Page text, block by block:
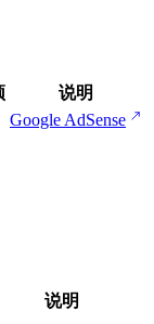
说明
Google AdSense
说明